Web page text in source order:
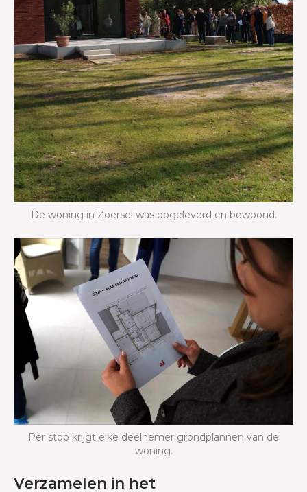
De woning in Zoersel was opgeleverd en bewoond.
Per stop krijgt elke deelnemer grondplannen van de
woning.
Verzamelen in het